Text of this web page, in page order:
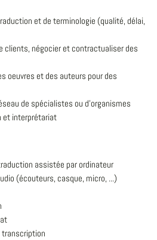
et de terminologie (qualité, délai,
clients, négocier et contractualiser des
oeuvres et des auteurs pour des
de spécialistes ou d'organismes
et interprétariat
assistée par ordinateur
(écouteurs, casque, micro, ...)